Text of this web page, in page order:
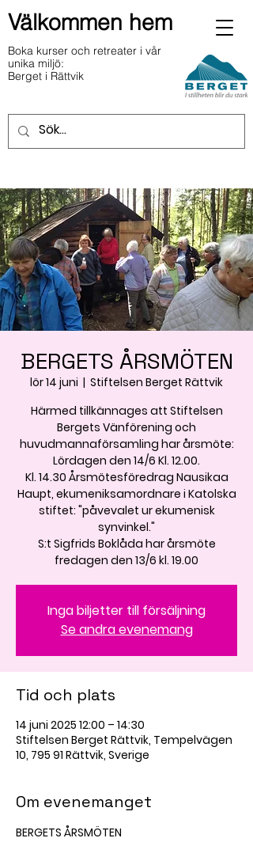
Välkommen hem
Boka kurser och retreater i vår
unika miljö:
Berget i Rättvik
BERGETS ÅRSMÖTEN
lör 14 juni
  |
Stiftelsen Berget Rättvik
Härmed tillkännages att Stiftelsen
Bergets Vänförening och
huvudmannaförsamling har årsmöte:
Lördagen den 14/6 Kl. 12.00.
Kl. 14.30 Årsmötesföredrag Nausikaa
Haupt, ekumeniksamordnare i Katolska
stiftet: "påvevalet ur ekumenisk
synvinkel."
S:t Sigfrids Boklåda har årsmöte
fredagen den 13/6 kl. 19.00
Inga biljetter till försäljning
Se andra evenemang
Tid och plats
14 juni 2025 12:00 – 14:30
Stiftelsen Berget Rättvik, Tempelvägen
10, 795 91 Rättvik, Sverige
Om evenemanget
BERGETS ÅRSMÖTEN